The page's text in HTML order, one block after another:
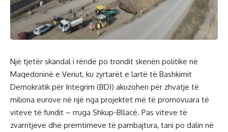
Një tjetër skandal i rëndë po trondit skenën politike në
Maqedoninë e Veriut, ku zyrtarët e lartë të Bashkimit
Demokratik për Integrim (BDI) akuzohen për zhvatje të
miliona eurove në një nga projektet më të promovuara të
viteve të fundit – rruga Shkup-Bllacë. Pas viteve të
zvarritjeve dhe premtimeve të pambajtura, tani po dalin në